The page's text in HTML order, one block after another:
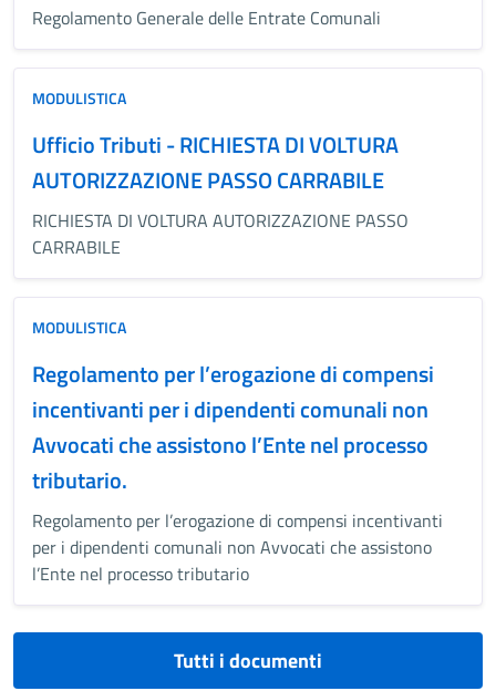
Regolamento Generale delle Entrate Comunali
MODULISTICA
Ufficio Tributi - RICHIESTA DI VOLTURA
AUTORIZZAZIONE PASSO CARRABILE
RICHIESTA DI VOLTURA AUTORIZZAZIONE PASSO
CARRABILE
MODULISTICA
Regolamento per l’erogazione di compensi
incentivanti per i dipendenti comunali non
Avvocati che assistono l’Ente nel processo
tributario.
Regolamento per l’erogazione di compensi incentivanti
per i dipendenti comunali non Avvocati che assistono
l’Ente nel processo tributario
Tutti i documenti